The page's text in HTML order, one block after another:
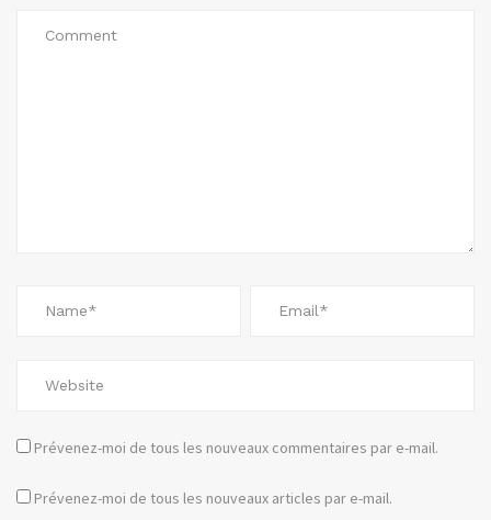
Prévenez-moi de tous les nouveaux commentaires par e-mail.
Prévenez-moi de tous les nouveaux articles par e-mail.